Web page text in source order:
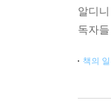
알디
독자
책의